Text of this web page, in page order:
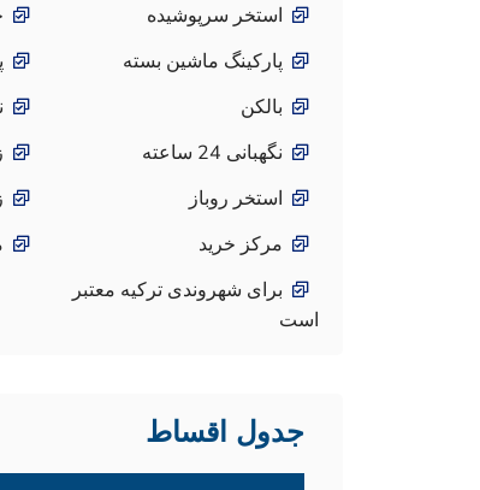
استخر سرپوشیده
پارکینگ ماشین بسته
بالکن
نگهبانی 24 ساعته
استخر روباز
مرکز خرید
برای شهروندی ترکیه معتبر
است
جدول اقساط